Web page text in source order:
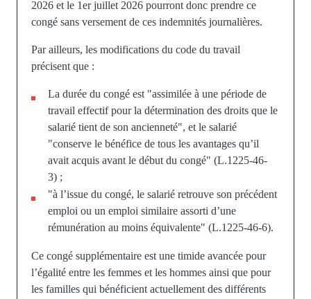
2026 et le 1er juillet 2026 pourront donc prendre ce
congé sans versement de ces indemnités journalières.
Par ailleurs, les modifications du code du travail
précisent que :
La durée du congé est "assimilée à une période de
travail effectif pour la détermination des droits que le
salarié tient de son ancienneté", et le salarié
"conserve le bénéfice de tous les avantages qu’il
avait acquis avant le début du congé" (L.1225-46-
3) ;
"à l’issue du congé, le salarié retrouve son précédent
emploi ou un emploi similaire assorti d’une
rémunération au moins équivalente" (L.1225-46-6).
Ce congé supplémentaire est une timide avancée pour
l’égalité entre les femmes et les hommes ainsi que pour
les familles qui bénéficient actuellement des différents